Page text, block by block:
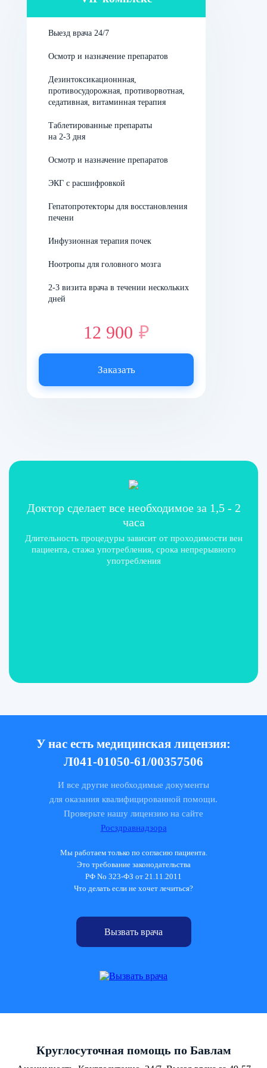
снабжая ткани кислородом.
Кардиопротекторызащищают сердечные
клетки от гипоксии, улучшающие метаболизм и
восстанавливающие работу сердца. Это
особенно важно для профилактики заболеваний
у пожилых и больных диабетом.
функции сердечно-сосудистой системы, что
профилактике заболеваний.
Выезд врача 24/7
Осмотр и назначение препаратов
Дезинтоксикационнная,
противосудорожная, противорвотная,
седативная, витаминная терапия
Таблетированные препараты
на 2-3 дня
Осмотр и назначение препаратов
ЭКГ с расшифровкой
Гепатопротекторы для восстановления
печени
Инфузионная терапия почек
Ноотропы для головного мозга
2-3 визита врача в течении нескольких
дней
12 900 ₽
Заказать
Доктор сделает все необходимое за 1,5 - 2
часа
Длительность процедуры зависит от проходимости вен
пациента, стажа употребления, срока непрерывного
употребления
У нас есть медицинская лицензия:
Л041-01050-61/00357506
И все другие необходимые документы
для оказания квалифицированной помощи.
Проверьте нашу лицензию на сайте
Росздравнадзора
Мы работаем только по согласию пациента.
Это требование законодательства
РФ No 323-ФЗ от 21.11.2011
Что делать если не хочет лечиться?
Вызвать врача
Круглосуточная помощь по Бавлам